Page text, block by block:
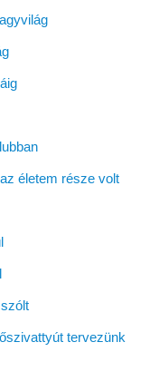
életem része volt
tervezünk